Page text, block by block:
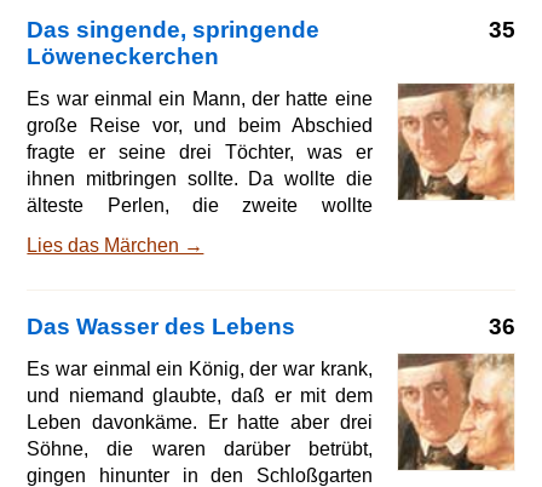
schön ist, als ich bin, und die nicht
solche Haare hat, wie ich habe; das
mußt du mir versprechen!« Nachdem es
ihr der König versprochen hatte, tat sie
die Augen zu und starb. Der König war
lange Zeit nicht zu trösten und dachte
nicht daran, eine zweite Frau zu ne
35
Das singende, springende
Löweneckerchen
Es war einmal ein Mann, der hatte eine
große Reise vor, und beim Abschied
fragte er seine drei Töchter, was er
ihnen mitbringen sollte. Da wollte die
älteste Perlen, die zweite wollte
Lieber Vater, ich wünsche mir ein
sagte: Ja, wenn ich es kriegen kann,
sollst du es haben, küsste alle drei und
zog fort. Als nun die Zeit kam, dass er
wieder auf dem Heimweg war, so hatte
er Perlen und Diamanten für die
ältesten gekauft, aber das singende,
Lies das Märchen →
36
Das Wasser des Lebens
Es war einmal ein König, der war krank,
und niemand glaubte, daß er mit dem
Leben davonkäme. Er hatte aber drei
Söhne, die waren darüber betrübt,
gingen hinunter in den Schloßgarten